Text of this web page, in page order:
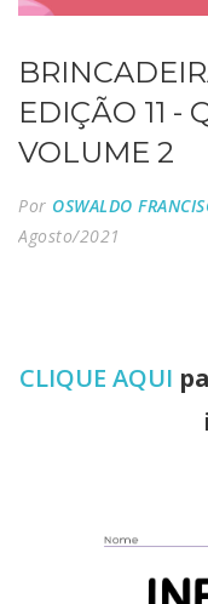
EDIÇÃO 11 -
VOLUME 2
Por OSWALDO
Agosto/2021
CLIQUE AQUI